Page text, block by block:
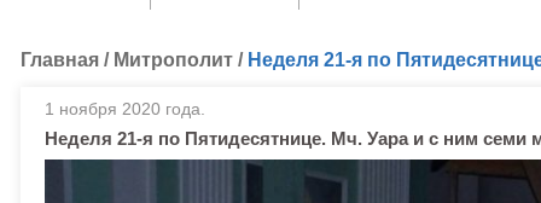
Главная / Митрополит / Неделя 21-я по
1 ноября 2020 года.
Неделя 21-я по Пятидесятнице. Мч. Уара и с ним семи